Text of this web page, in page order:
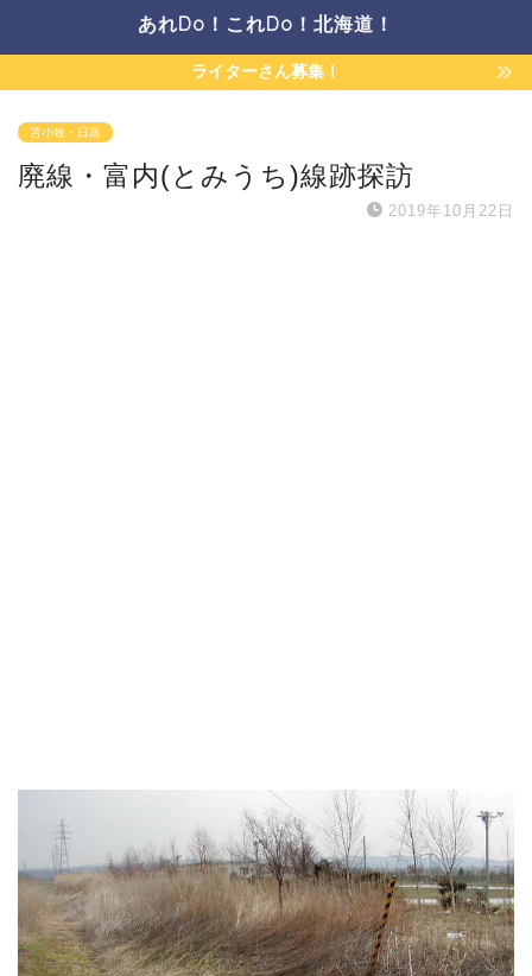
あれDo！これDo！北海道！
ライターさん募集！
苫小牧・日高
廃線・富内(とみうち)線跡探訪
2019年10月22日